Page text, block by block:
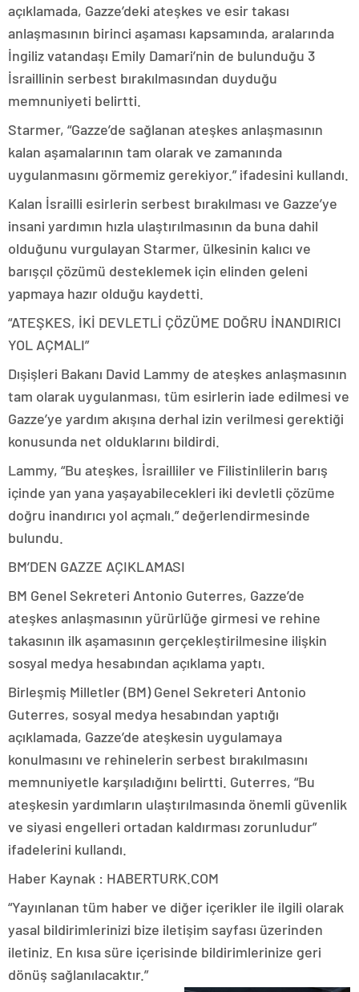
açıklamada, Gazze’deki ateşkes ve esir takası
anlaşmasının birinci aşaması kapsamında, aralarında
İngiliz vatandaşı Emily Damari’nin de bulunduğu 3
İsraillinin serbest bırakılmasından duyduğu
memnuniyeti belirtti.
Starmer, “Gazze’de sağlanan ateşkes anlaşmasının
kalan aşamalarının tam olarak ve zamanında
uygulanmasını görmemiz gerekiyor.” ifadesini kullandı.
Kalan İsrailli esirlerin serbest bırakılması ve Gazze’ye
insani yardımın hızla ulaştırılmasının da buna dahil
olduğunu vurgulayan Starmer, ülkesinin kalıcı ve
barışçıl çözümü desteklemek için elinden geleni
yapmaya hazır olduğu kaydetti.
“ATEŞKES, İKİ DEVLETLİ ÇÖZÜME DOĞRU İNANDIRICI
YOL AÇMALI”
Dışişleri Bakanı David Lammy de ateşkes anlaşmasının
tam olarak uygulanması, tüm esirlerin iade edilmesi ve
Gazze’ye yardım akışına derhal izin verilmesi gerektiği
konusunda net olduklarını bildirdi.
Lammy, “Bu ateşkes, İsrailliler ve Filistinlilerin barış
içinde yan yana yaşayabilecekleri iki devletli çözüme
doğru inandırıcı yol açmalı.” değerlendirmesinde
bulundu.
BM’DEN GAZZE AÇIKLAMASI
BM Genel Sekreteri Antonio Guterres, Gazze’de
ateşkes anlaşmasının yürürlüğe girmesi ve rehine
takasının ilk aşamasının gerçekleştirilmesine ilişkin
sosyal medya hesabından açıklama yaptı.
Birleşmiş Milletler (BM) Genel Sekreteri Antonio
Guterres, sosyal medya hesabından yaptığı
açıklamada, Gazze’de ateşkesin uygulamaya
konulmasını ve rehinelerin serbest bırakılmasını
memnuniyetle karşıladığını belirtti. Guterres, “Bu
ateşkesin yardımların ulaştırılmasında önemli güvenlik
ve siyasi engelleri ortadan kaldırması zorunludur”
ifadelerini kullandı.
Haber Kaynak : HABERTURK.COM
“Yayınlanan tüm haber ve diğer içerikler ile ilgili olarak
yasal bildirimlerinizi bize iletişim sayfası üzerinden
iletiniz. En kısa süre içerisinde bildirimlerinize geri
dönüş sağlanılacaktır.”